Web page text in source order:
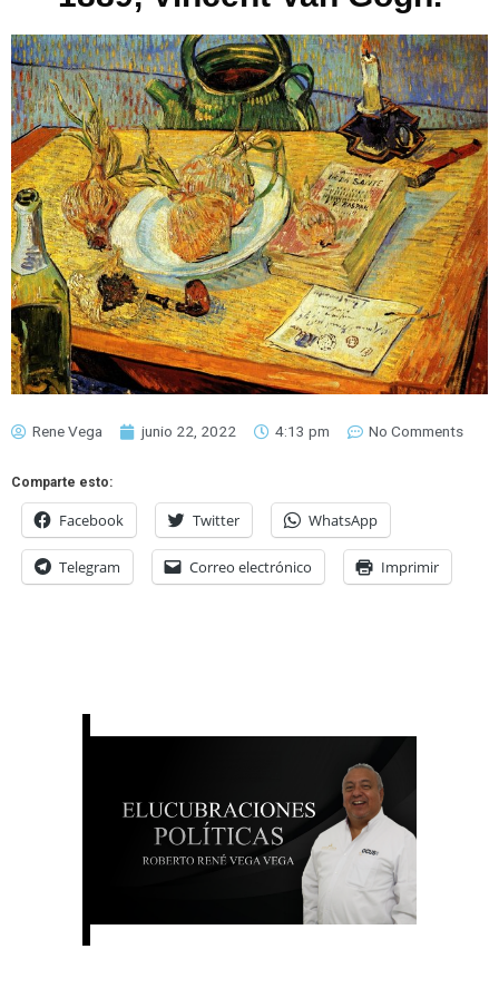
Rene Vega junio 22, 2022 4:13 pm No Comments
Comparte esto:
Facebook Twitter WhatsApp
Telegram Correo electrónico Imprimir